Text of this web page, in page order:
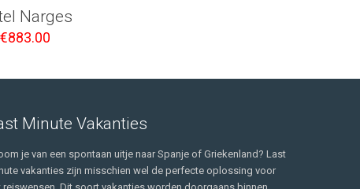
Narges
€883.00
Minute Vakanties
je van een spontaan uitje naar Spanje of Griekenland? Last
vakanties zijn misschien wel de perfecte oplossing voor